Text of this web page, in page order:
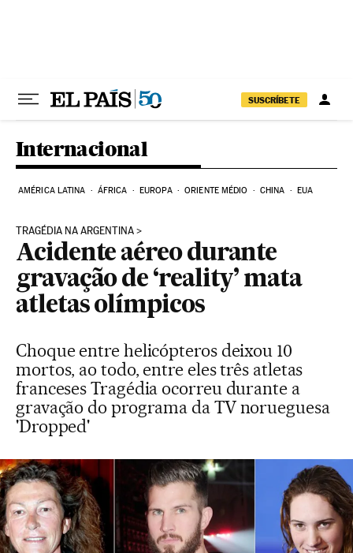
SUSCRÍBETE
Internacional
AMÉRICA LATINA ÁFRICA EUROPA ORIENTE MÉDIO CHINA EUA
TRAGÉDIA NA ARGENTINA
Acidente aéreo durante
gravação de ‘reality’ mata
atletas olímpicos
Choque entre helicópteros deixou 10
mortos, ao todo, entre eles três atletas
franceses Tragédia ocorreu durante a
gravação do programa da TV norueguesa
'Dropped'